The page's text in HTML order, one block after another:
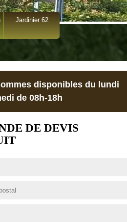
Jardinier 62
disponibles du lundi
de 08h-18h
DE DEVIS